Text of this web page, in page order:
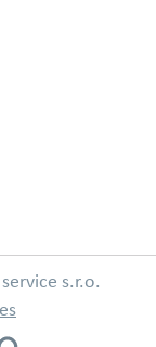
s.r.o.